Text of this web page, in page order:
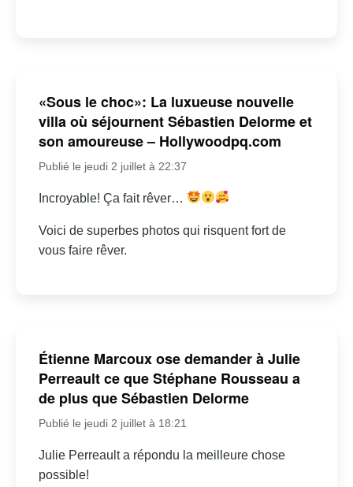
«Sous le choc»: La luxueuse nouvelle
villa où séjournent Sébastien Delorme et
son amoureuse – Hollywoodpq.com
Publié le jeudi 2 juillet à 22:37
Incroyable! Ça fait rêver…
Voici de superbes photos qui risquent fort de
vous faire rêver.
Étienne Marcoux ose demander à Julie
Perreault ce que Stéphane Rousseau a
de plus que Sébastien Delorme
Publié le jeudi 2 juillet à 18:21
Julie Perreault a répondu la meilleure chose
possible!